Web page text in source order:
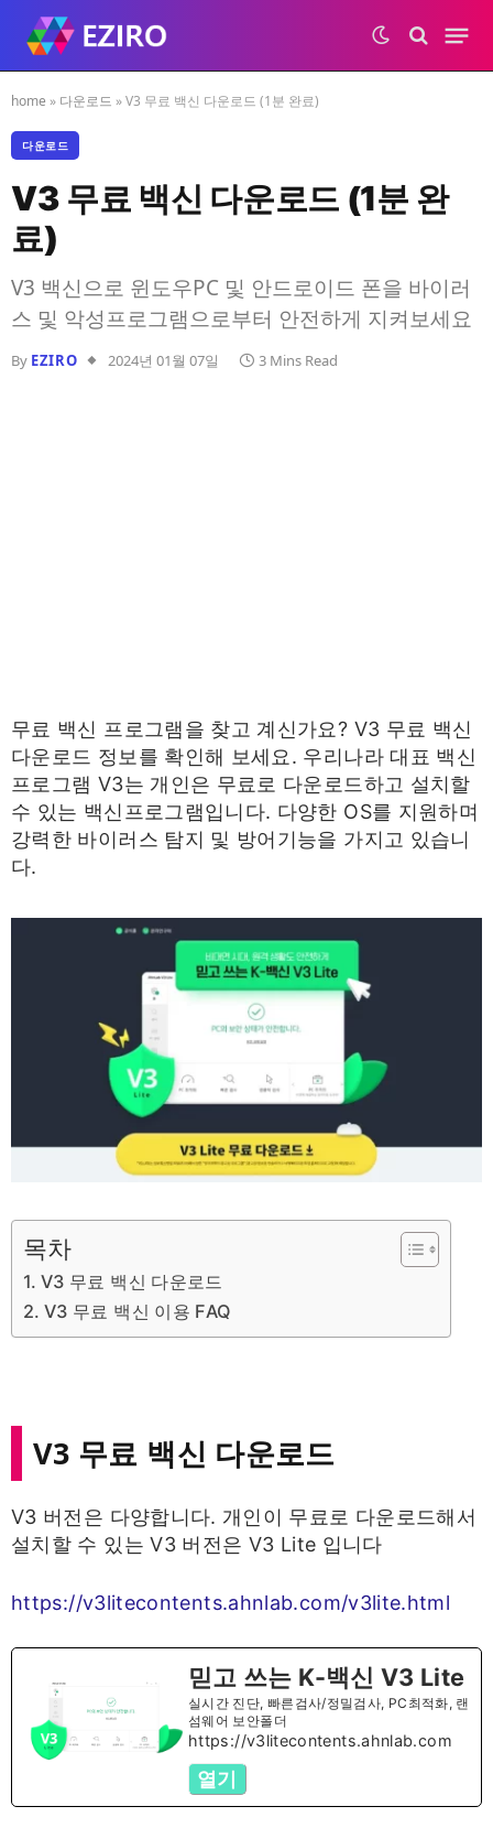
home » 다운로드 »V3 무료 백신 다운로드 (1분 완료)
다운로드
V3 무료 백신 다운로드 (1분 완
료)
V3 백신으로 윈도우PC 및 안드로이드 폰을 바이러
스 및 악성프로그램으로부터 안전하게 지켜보세요
By EZIRO 2024년 01월 07일 3 Mins Read
무료 백신 프로그램을 찾고 계신가요? V3 무료 백신
다운로드 정보를 확인해 보세요. 우리나라 대표 백신
프로그램 V3는 개인은 무료로 다운로드하고 설치할
수 있는 백신프로그램입니다. 다양한 OS를 지원하며
강력한 바이러스 탐지 및 방어기능을 가지고 있습니
다.
목차
V3 무료 백신 다운로드
V3 무료 백신 이용 FAQ
V3 무료 백신 다운로드
V3 버전은 다양합니다. 개인이 무료로 다운로드해서
설치할 수 있는 V3 버전은 V3 Lite 입니다
https://v3litecontents.ahnlab.com/v3lite.html
믿고 쓰는 K-백신 V3 Lite
실시간 진단, 빠른검사/정밀검사, PC최적화, 랜
섬웨어 보안폴더
https://v3litecontents.ahnlab.com
열기